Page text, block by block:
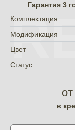
Гарантия 3
Комплектация
Модификация
Цвет
Статус
от
в